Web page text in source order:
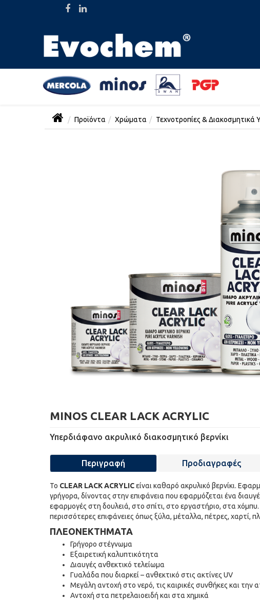
Προϊόντα Χρώματα Τεχνοτροπίες & Διακοσμητικά
MINOS CLEAR LACK ACRYLIC
Υπερδιάφανο ακρυλικό διακοσμητικό βερνίκι
Περιγραφή Προδιαγραφές
Το CLEAR LACK ACRYLICείναι καθαρό ακρυλικό βερνίκι.
γρήγορα, δίνοντας στην επιφάνεια που εφαρμόζεται ένα
εφαρμογές στη δουλειά, στο σπίτι, στο εργαστήριο, στα χόμπυ.
περισσότερες επιφάνειες όπως ξύλα, μέταλλα, πέτρες, χαρτί,
ΠΛΕΟΝΕΚΤΗΜΑΤΑ
Γρήγορο στέγνωμα
Εξαιρετική καλυπτικότητα
Διαυγές ανθεκτικό τελείωμα
Γυαλάδα που διαρκεί – ανθεκτικό στις ακτίνες UV
Μεγάλη αντοχή στο νερό, τις καιρικές συνθήκες και την
Αντοχή στα πετρελαιοειδή και στα χημικά